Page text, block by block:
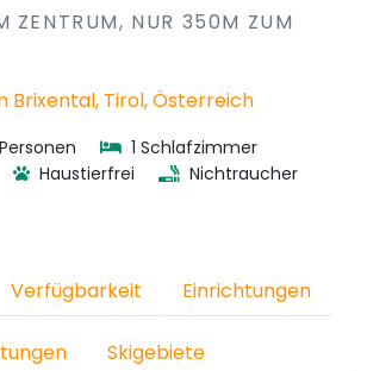
ZENTRUM, NUR 350M ZUM
Brixental, Tirol, Österreich
1 Schlafzimmer
Haustierfrei Nichtraucher
Verfügbarkeit Einrichtungen
Skigebiete